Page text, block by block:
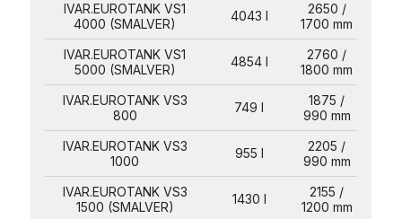
IVAR.EUROTANK VS1
4000 (SMALVER)
4043 l
2650 /
1700 mm
IVAR.EUROTANK VS1
5000 (SMALVER)
4854 l
2760 /
1800 mm
IVAR.EUROTANK VS3
800
749 l
1875 /
990 mm
IVAR.EUROTANK VS3
1000
955 l
2205 /
990 mm
IVAR.EUROTANK VS3
1500 (SMALVER)
1430 l
2155 /
1200 mm